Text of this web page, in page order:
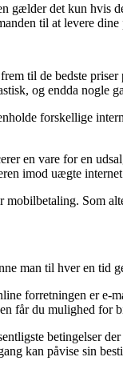
gælder det kun hvis
til at levere
til de bedste
og endda nogle
forskellige
en vare for en
imod uægte internet
mobilbetaling. Som
man til hver en tid
forretningen er e-
får du mulighed for
betingelser
kan påvise sin